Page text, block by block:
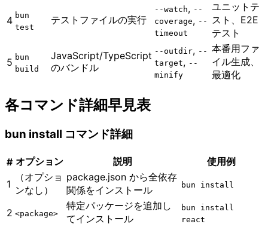
4 bun
test
テストファイルの実行
--watch, --
coverage, --
timeout
ユニットテ
スト、E2E
テスト
5 bun
build
JavaScript/TypeScript
のバンドル
--outdir, --
target, --
minify
本番用ファ
イル生成、
最適化
各コマンド詳細早見表
bun install コマンド詳細
# オプション 説明
使用例
1
（オプショ
ンなし）
package.json から全依存
関係をインストール
bun install
2 <package>
特定パッケージを追加し
てインストール
bun install
react